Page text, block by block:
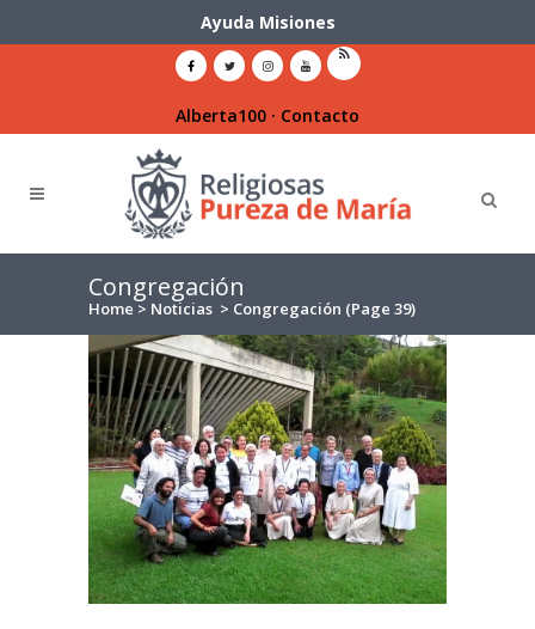
Ayuda Misiones
Alberta100 · Contacto
Congregación
Home> Noticias > Congregación (Page 39)